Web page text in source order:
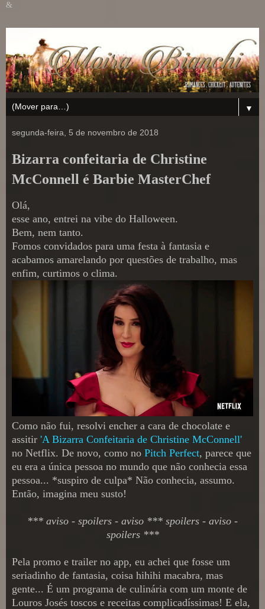
&
▼
segunda-feira, 5 de novembro de 2018
Bizarra confeitaria de Christine
McConnell é Barbie MasterChef
Olá,
esse ano, entrei na vibe do Halloween.
Bem, nem tanto.
Fomos convidados para uma festa à fantasia e
acabamos amarelando por questões de trabalho, mas
enfim, curtimos o clima.
Como não fui, resolvi encher a cara de chocolate e
assitir 'A Bizarra Confeitaria de Christine McConnell'
no Netflix. De novo, como no Pitch Perfect, parece que
eu era a única pessoa no mundo que não conhecia essa
pessoa... *suspiro de culpa* Não conhecia, assumo.
Então, imagina meu susto!
*** aviso - spoilers - aviso *** spoilers - aviso -
spoilers ***
Pela promo e trailer no app, eu achei que fosse um
seriadinho de fantasia, coisa hihihi macabra, mas
gente... É um programa de culinária com um monte de
Louros Josés toscos e receitas complicadíssimas! E ela,